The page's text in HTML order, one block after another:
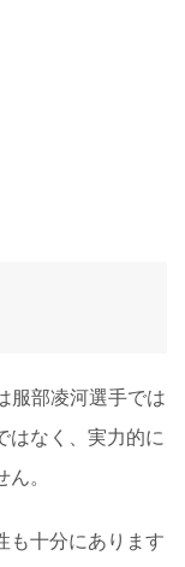
服部凌河選手では
はなく、実力的に
。
も十分にあります